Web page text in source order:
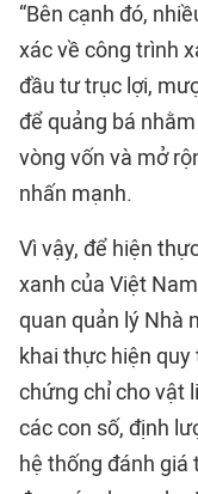
“Bên cạnh đó,
xác về công trình
đầu tư trục lợi,
để quảng bá
vòng vốn và mở
nhấn mạnh.
Vì vậy, để hiện
xanh của Việt
quan quản lý Nhà
khai thực hiện
chứng chỉ cho vật
các con số, định
hệ thống đánh giá